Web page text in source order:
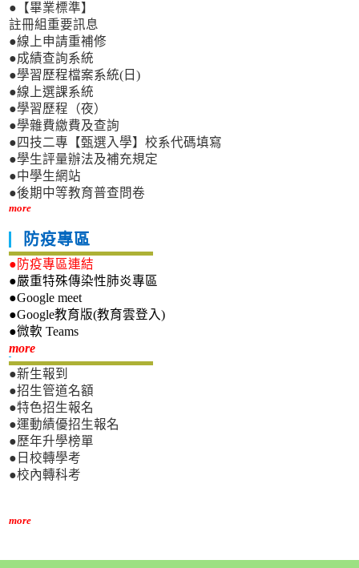
●【畢業標準】
註冊組重要訊息
●線上申請重補修
●成績查詢系統
●學習歷程檔案系統(日)
●線上選課系統
●學習歷程（夜）
●學雜費繳費及查詢
●四技二專【甄選入學】校系代碼填寫
●學生評量辦法及補充規定
●中學生網站
●後期中等教育普查問卷
more
防疫專區
●防疫專區連結
●嚴重特殊傳染性肺炎專區
●Google meet
●Google教育版(教育雲登入)
●微軟 Teams
more新生專區
●新生報到
●招生管道名額
●特色招生報名
●運動績優招生報名
●歷年升學榜單
●日校轉學考
●校內轉科考
more